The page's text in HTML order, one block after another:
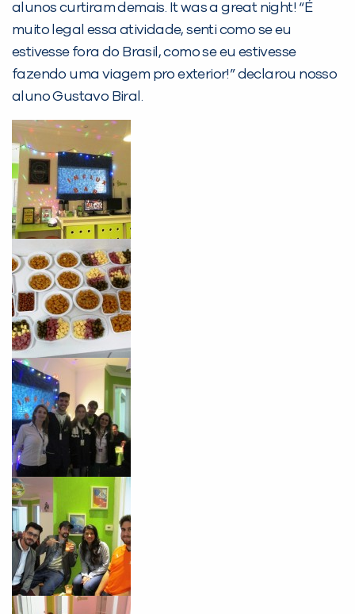
alunos curtiram demais. It was a great night! “É
muito legal essa atividade, senti como se eu
estivesse fora do Brasil, como se eu estivesse
fazendo uma viagem pro exterior!” declarou nosso
aluno Gustavo Biral.
Preencha com seus dados abaixo e
já vamos te colocar em contato
Você é aluno inFlux?
Sim
VOLTAR